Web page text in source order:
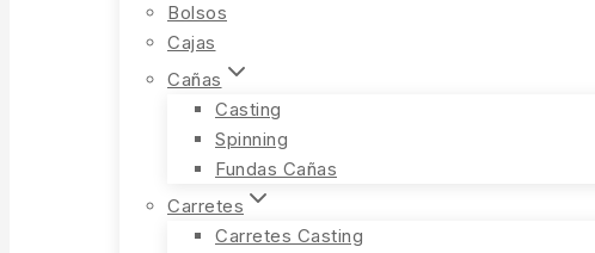
Bolsos
Cajas
Cañas
Casting
Spinning
Fundas Cañas
Carretes
Carretes Casting